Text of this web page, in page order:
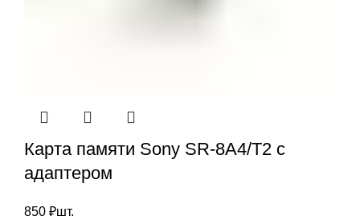
Карта памяти Sony SR-8A4/T2 с
адаптером
850 ₽шт.